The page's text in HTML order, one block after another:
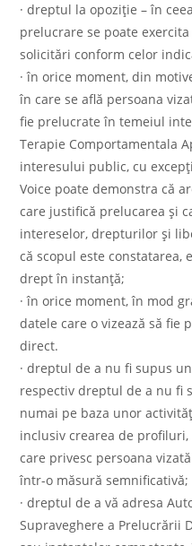
· dreptul la opoziție – în
prelucrare se poate
solicitări conform celor
· în orice moment, din
în care se află persoana
fie prelucrate în temeiul
Terapie Comportamentala
interesului public, cu
Voice poate demonstra că
care justifică prelucarea și
intereselor, drepturilor și
că scopul este constatarea,
drept în instanță;
· în orice moment, în mod
datele care o vizează să fie
direct.
· dreptul de a nu fi supus
respectiv dreptul de a nu fi
numai pe baza unor
inclusiv crearea de
care privesc persoana
într-o măsură semnificativă;
· dreptul de a vă adresa
Supraveghere a Prelucrării